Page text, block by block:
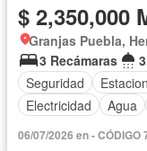
$ 2,350,000
Granjas Puebla,
3 Recámaras
Seguridad
Electricidad
Agua
06/07/2026 en - CÓDIGO